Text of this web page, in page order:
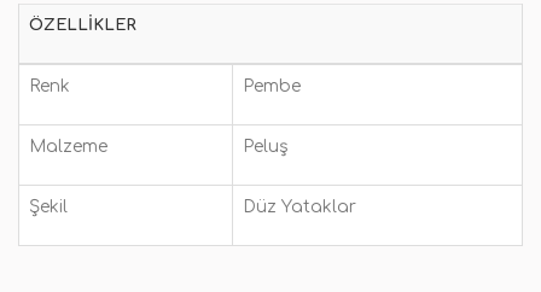
ÖZELLIKLER
Renk Pembe
Malzeme Peluş
Şekil Düz Yataklar